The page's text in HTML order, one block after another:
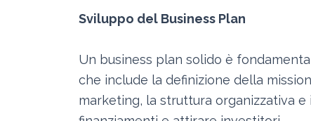
Sviluppo del Business Plan
Un business plan solido è
che include la definizione della
marketing, la struttura organizzativa